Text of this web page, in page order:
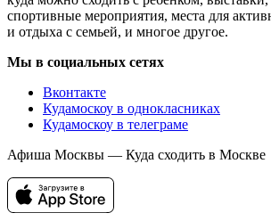
спортивные мероприятия, места для
и отдыха с семьей, и многое другое.
Мы в социальных сетях
Вконтакте
Кудамоскоу в однокласниках
Кудамоскоу в телеграме
Афиша Москвы — Куда сходить в Москве